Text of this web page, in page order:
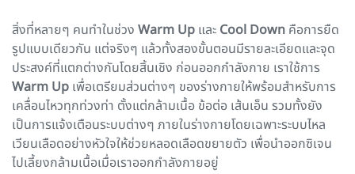
สิ่งที่หลายๆ คนทำในช่วง Warm Up และ Cool Down คือการยืด
รูปแบบเดียวกัน แต่จริงๆ แล้วทั้งสองขั้นตอนมีรายละเอียดและจุด
ประสงค์ที่แตกต่างกันโดยสิ้นเชิง ก่อนออกกำลังกาย เราใช้การ
Warm Up เพื่อเตรียมส่วนต่างๆ ของร่างกายให้พร้อมสำหรับการ
เคลื่อนไหวทุกท่วงท่า ตั้งแต่กล้ามเนื้อ ข้อต่อ เส้นเอ็น รวมทั้งยัง
เป็นการแจ้งเตือนระบบต่างๆ ภายในร่างกายโดยเฉพาะระบบไหล
เวียนเลือดอย่างหัวใจให้ช่วยหลอดเลือดขยายตัว เพื่อนำออกซิเจน
ไปเลี้ยงกล้ามเนื้อเมื่อเราออกกำลังกายอยู่